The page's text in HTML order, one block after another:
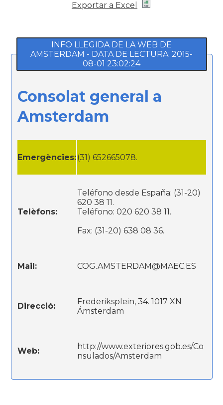
Exportar a Excel
INFO LLEGIDA DE LA WEB DE
AMSTERDAM - DATA DE LECTURA: 2015-
08-01 23:02:24
Consolat general a
Amsterdam
Emergències: (31) 652665078.
Telèfons:
Teléfono desde España: (31-20)
620 38 11.
Teléfono: 020 620 38 11.
Fax: (31-20) 638 08 36.
Mail: COG.AMSTERDAM@MAEC.ES
Direcció:
Frederiksplein, 34. 1017 XN
Ámsterdam
Web:
http://www.exteriores.gob.es/Co
nsulados/Amsterdam